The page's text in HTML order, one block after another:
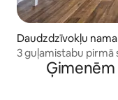
Daudzdzīvokļu
oast and Glens
3 guļamistabu
Ģimenēm